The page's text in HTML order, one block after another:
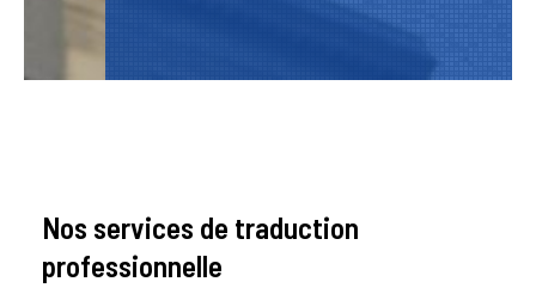
Nos services de traduction
professionnelle